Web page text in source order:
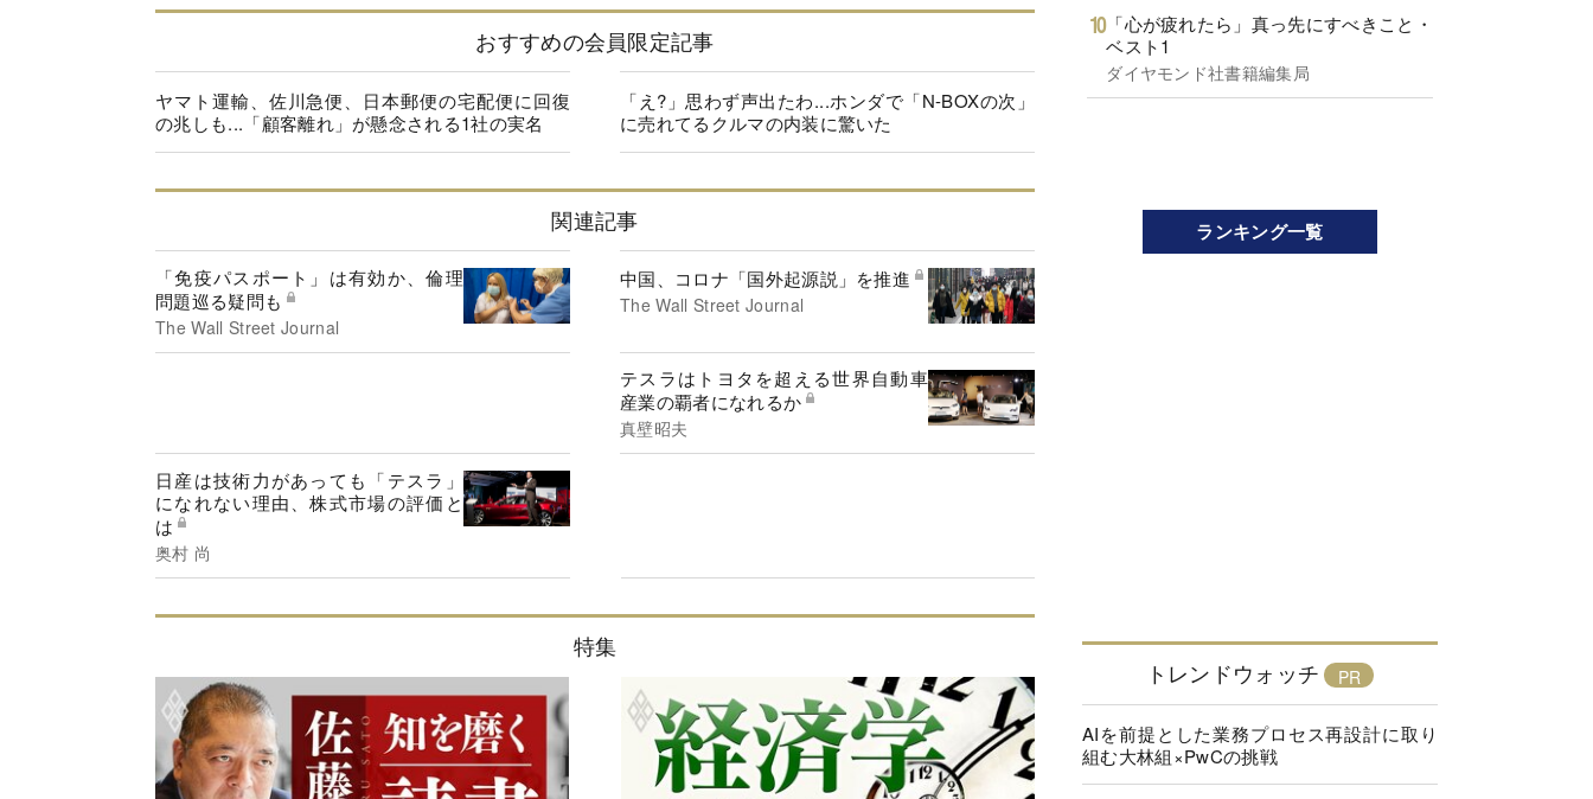
おすすめの会員限定記事
ヤマト運輸、佐川急便、日本郵便の宅配便に回復
の兆しも...「顧客離れ」が懸念される1社の実名
「え?」思わず声出たわ...ホンダで「N-BOXの次」
に売れてるクルマの内装に驚いた
関連記事
「免疫パスポート」は有効か、倫理
問題巡る疑問も
The Wall Street Journal
中国、コロナ「国外起源説」を推進
The Wall Street Journal
テスラはトヨタを超える世界自動車
産業の覇者になれるか
真壁昭夫
日産は技術力があっても「テスラ」
になれない理由、株式市場の評価と
は
奥村 尚
特集
「心が疲れたら」真っ先にすべきこと・
ベスト1
ダイヤモンド社書籍編集局
ランキング一覧
トレンドウォッチ
AIを前提とした業務プロセス再設計に取り
組む大林組×PwCの挑戦